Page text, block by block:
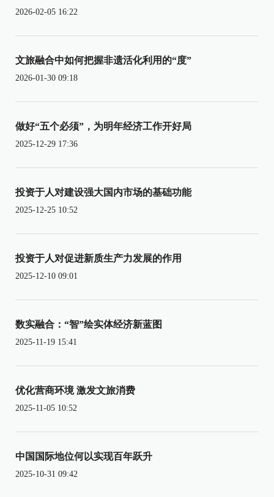
2026-02-05 16:22
文旅融合中如何把握非遗活化利用的“度”
2026-01-30 09:18
做好“五个必须”，为明年经济工作开好局
2025-12-29 17:36
投资于人对建设强大国内市场的基础功能
2025-12-25 10:52
投资于人对促进新质生产力发展的作用
2025-12-10 09:01
数实融合：“智”绘实体经济新蓝图
2025-11-19 15:41
优化营商环境 激发文旅消费
2025-11-05 10:52
中国国际地位何以实现百年跃升
2025-10-31 09:42